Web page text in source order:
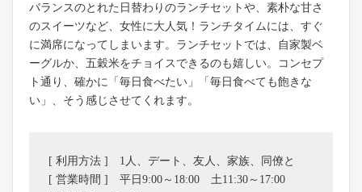
バランスのとれた日替わりのランチセットや、素朴な甘さ
のスイーツなど、女性に大人気！ランチタイムには、すぐ
に満席になってしまいます。ランチセットでは、自家製ベ
ーグルか、五穀米をチョイスできるのも嬉しい。コンセプ
ト通り、確かに「毎日食べたい」「毎日食べても飽きな
い」、そう感じさせてくれます。
[ 利用方法 ] 1人、デート、友人、家族、同僚と
[ 営業時間 ] 平日9:00～18:00 土11:30～17:00